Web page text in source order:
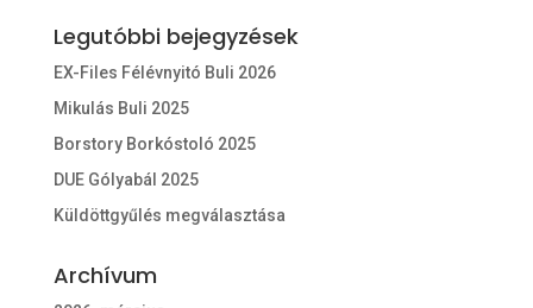
Legutóbbi bejegyzések
EX-Files Félévnyitó Buli 2026
Mikulás Buli 2025
Borstory Borkóstoló 2025
DUE Gólyabál 2025
Küldöttgyűlés megválasztása
Archívum